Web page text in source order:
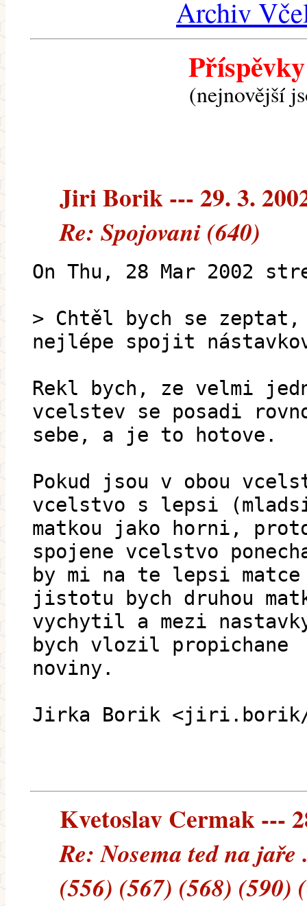
Archiv
(nejnovější
Jiri Borik --- 29. 3.
Re: Spojovani (640)
On Thu, 28 Mar 2002
> Chtěl bych se
nejlépe spojit
Rekl bych, ze velmi
vcelstev se posadi
sebe, a je to hotove.
Pokud jsou v obou
vcelstvo s lepsi
matkou jako horni,
spojene vcelstvo
by mi na te lepsi
jistotu bych druhou
vychytil a mezi
bych vlozil propichane
noviny.
Jirka Borik <jiri.borik/
Kvetoslav Cermak ---
Re: Nosema ted na
(556) (567) (568) (590)